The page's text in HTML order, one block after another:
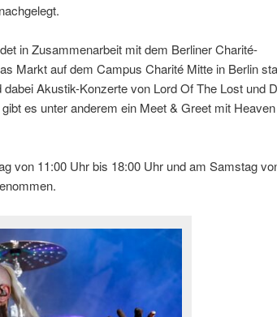
in Zusammenarbeit mit dem Berliner Charité-
Markt auf dem Campus Charité Mitte in Berlin
Akustik-Konzerte von Lord Of The Lost und
es unter anderem ein Meet & Greet mit
von 11:00 Uhr bis 18:00 Uhr und am Samstag